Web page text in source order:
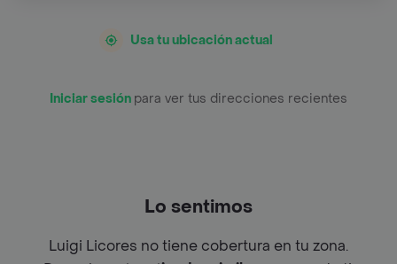
Usa tu ubicación actual
Iniciar sesión para ver tus direcciones recientes
Lo sentimos
Luigi Licores no tiene cobertura en tu zona.